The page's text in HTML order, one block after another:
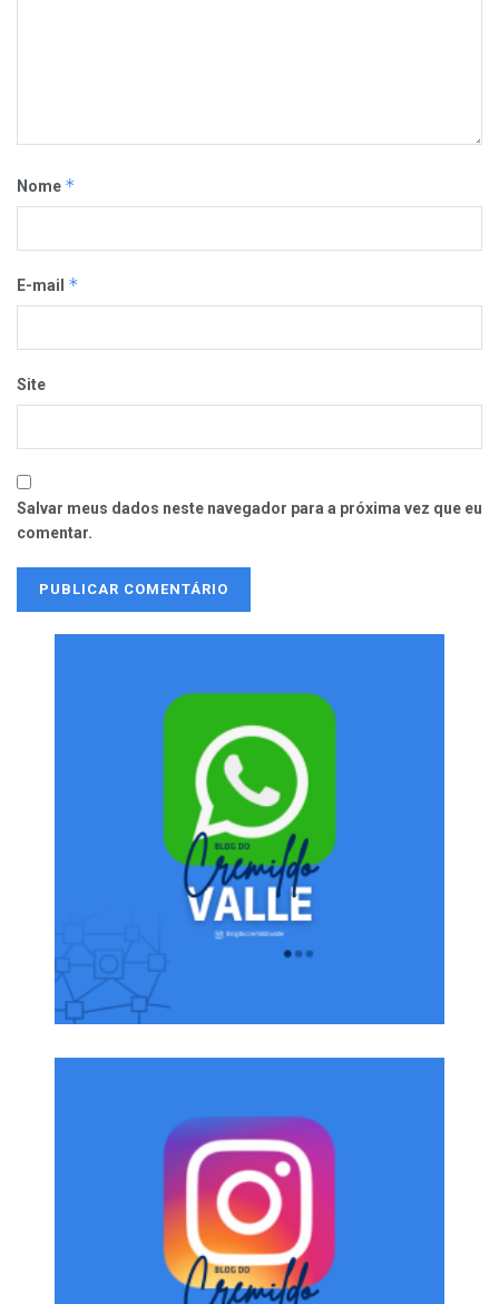
Nome *
E-mail *
Site
Salvar meus dados neste navegador para a próxima vez que eu
comentar.